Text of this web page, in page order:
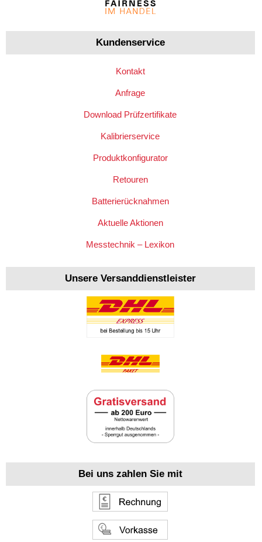
Kundenservice
Kontakt
Anfrage
Download Prüfzertifikate
Kalibrierservice
Produktkonfigurator
Retouren
Batterierücknahmen
Aktuelle Aktionen
Messtechnik – Lexikon
Unsere Versanddienstleister
Bei uns zahlen Sie mit